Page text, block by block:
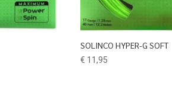
SOLINCO HYPER-G SOFT
€ 11,95